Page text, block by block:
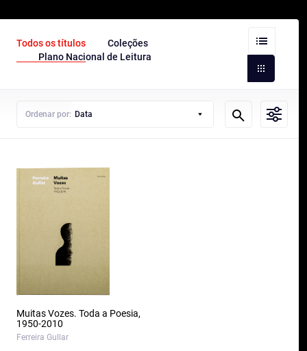
Todos os títulos
Coleções
Plano Nacional de Leitura
Ordenar por: Data
Muitas Vozes. Toda a Poesia,
1950-2010
Ferreira Gullar